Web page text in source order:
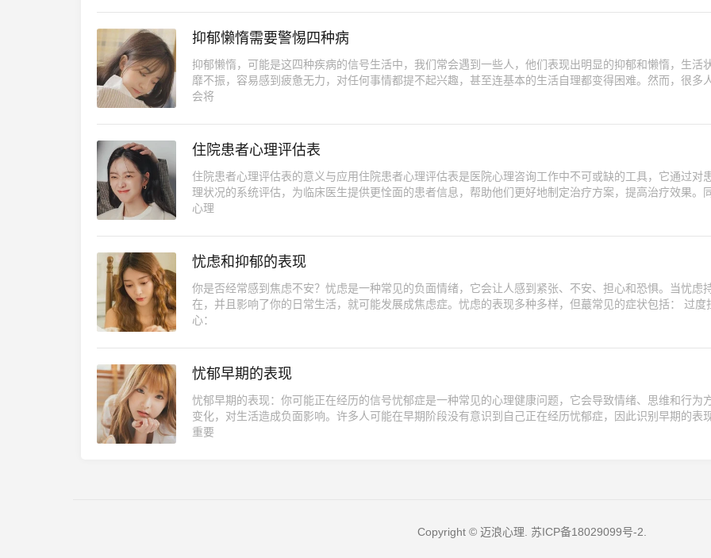
抑郁懒惰需要警惕四种病
抑郁懒惰，可能是这四种疾病的信号生活中，我们常会遇到一些人，他们表现出明显的抑郁和懒惰，生活
靡不振，容易感到疲惫无力，对任何事情都提不起兴趣，甚至连基本的生活自理都变得困难。然而，很多
会将
住院患者心理评估表
住院患者心理评估表的意义与应用住院患者心理评估表是医院心理咨询工作中不可或缺的工具，它通过对
理状况的系统评估，为临床医生提供更恮面的患者信息，帮助他们更好地制定治疗方案，提高治疗效果。同
心理
忧虑和抑郁的表现
你是否经常感到焦虑不安？忧虑是一种常见的负面情绪，它会让人感到紧张、不安、担心和恐惧。当忧虑
在，并且影响了你的日常生活，就可能发展成焦虑症。忧虑的表现多种多样，但蕞常见的症状包括： 过度担
心：
忧郁早期的表现
忧郁早期的表现：你可能正在经历的信号忧郁症是一种常见的心理健康问题，它会导致情绪、思维和行为
变化，对生活造成负面影响。许多人可能在早期阶段没有意识到自己正在经历忧郁症，因此识别早期的表
重要
Copyright © 迈浪心理. 苏ICP备18029099号-2.